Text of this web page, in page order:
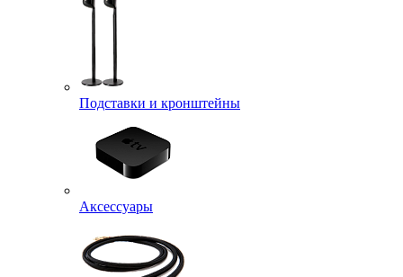
Подставки и кронштейны
Аксессуары